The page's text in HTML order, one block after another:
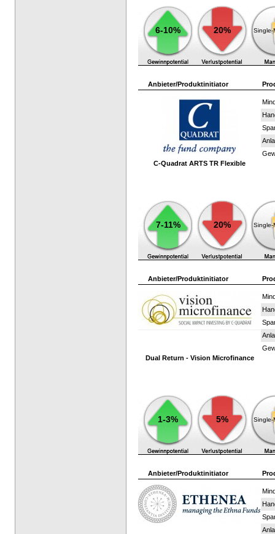
6-10% 20% Single-
Anbieter/Produktinitiator
C-Quadrat ARTS TR Flexible
7-11% 20% Single-
Anbieter/Produktinitiator
Dual Return - Vision Microfinance
1-3% 5% Single-
Anbieter/Produktinitiator